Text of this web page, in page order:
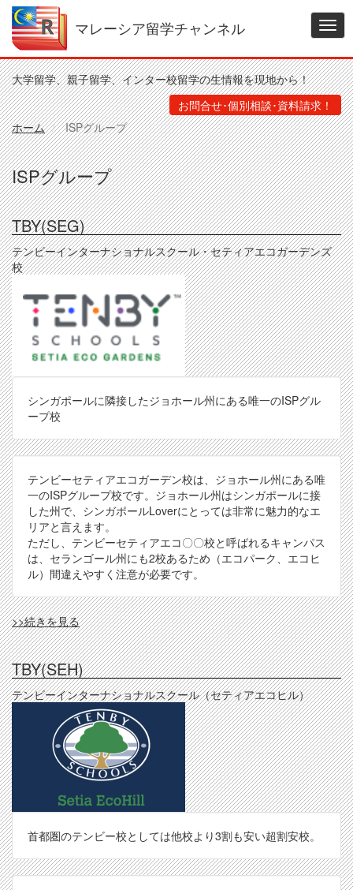
コ
ン
テ
ン
ツ
に
移
動
マレーシア留学チャンネル
大学留学、親子留学、インター校留学の生情報を現地から！
お問合せ･個別相談･資料請求！
ホーム
ISPグループ
ISPグループ
TBY(SEG)
テンビーインターナショナルスクール・セティアエコガーデンズ
校
シンガポールに隣接したジョホール州にある唯一のISPグル
ープ校
テンビーセティアエコガーデン校は、ジョホール州にある唯
一のISPグループ校です。ジョホール州はシンガポールに接
した州で、シンガポールLoverにとっては非常に魅力的なエ
リアと言えます。
ただし、テンビーセティアエコ〇〇校と呼ばれるキャンパス
は、セランゴール州にも2校あるため（エコパーク、エコヒ
ル）間違えやすく注意が必要です。
TBY(SEG)
の
>>続きを見る
TBY(SEH)
テンビーインターナショナルスクール（セティアエコヒル）
首都圏のテンビー校としては他校より3割も安い超割安校。